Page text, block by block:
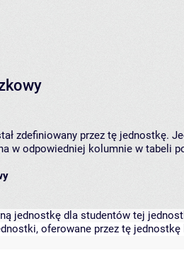
zdefiniowany przez tę jednostkę.
w odpowiedniej kolumnie w tabeli
jednostkę dla studentów tej
oferowane przez tę